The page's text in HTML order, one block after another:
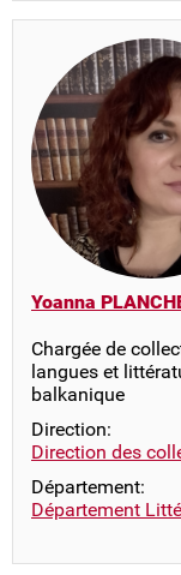
Yoanna
Chargée de
langues et
balkanique
Direction:
Direction des
Département:
Département